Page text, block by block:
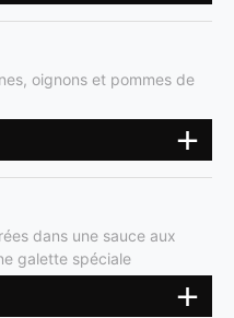
oignons et pommes de
dans une sauce aux
galette spéciale